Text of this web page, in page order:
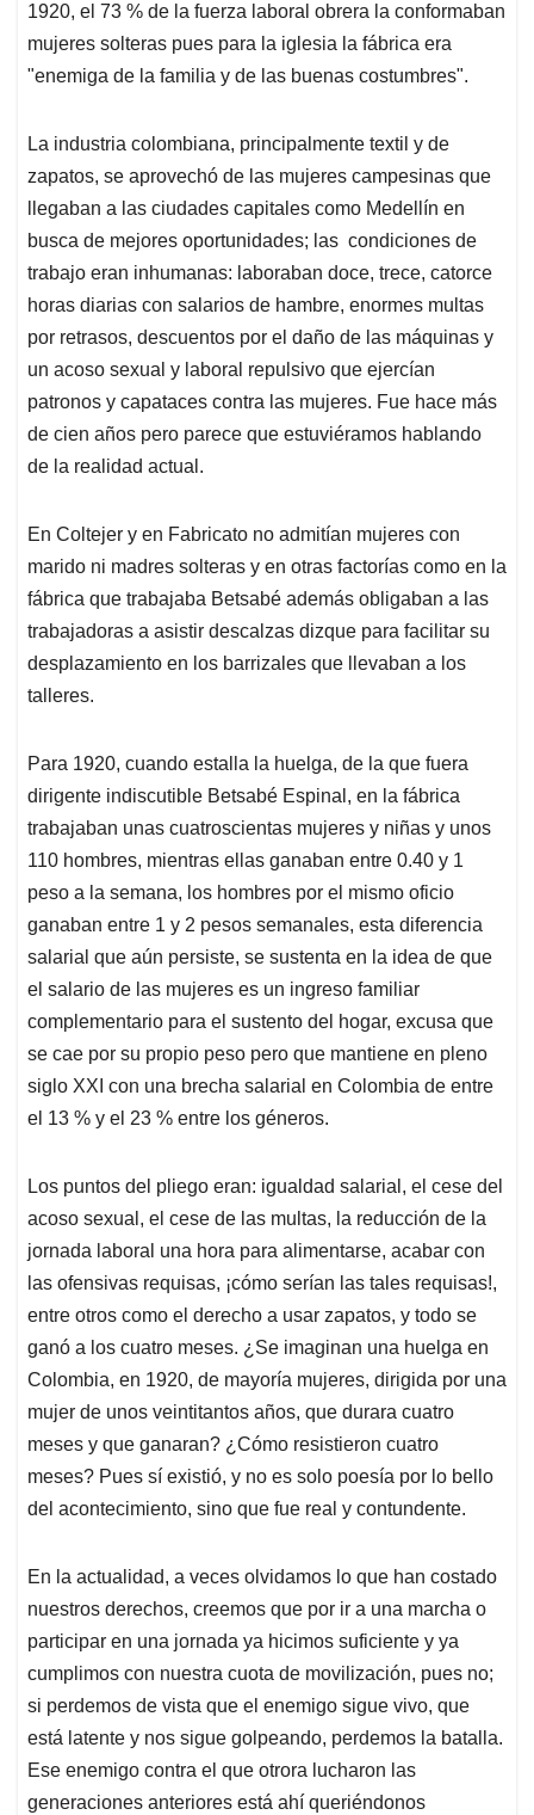
1920, el 73 % de la fuerza laboral obrera la conformaban
mujeres solteras pues para la iglesia la fábrica era
"enemiga de la familia y de las buenas costumbres".
La industria colombiana, principalmente textil y de
zapatos, se aprovechó de las mujeres campesinas que
llegaban a las ciudades capitales como Medellín en
busca de mejores oportunidades; las condiciones de
trabajo eran inhumanas: laboraban doce, trece, catorce
horas diarias con salarios de hambre, enormes multas
por retrasos, descuentos por el daño de las máquinas y
un acoso sexual y laboral repulsivo que ejercían
patronos y capataces contra las mujeres. Fue hace más
de cien años pero parece que estuviéramos hablando
de la realidad actual.
En Coltejer y en Fabricato no admitían mujeres con
marido ni madres solteras y en otras factorías como en la
fábrica que trabajaba Betsabé además obligaban a las
trabajadoras a asistir descalzas dizque para facilitar su
desplazamiento en los barrizales que llevaban a los
talleres.
Para 1920, cuando estalla la huelga, de la que fuera
dirigente indiscutible Betsabé Espinal, en la fábrica
trabajaban unas cuatroscientas mujeres y niñas y unos
110 hombres, mientras ellas ganaban entre 0.40 y 1
peso a la semana, los hombres por el mismo oficio
ganaban entre 1 y 2 pesos semanales, esta diferencia
salarial que aún persiste, se sustenta en la idea de que
el salario de las mujeres es un ingreso familiar
complementario para el sustento del hogar, excusa que
se cae por su propio peso pero que mantiene en pleno
siglo XXI con una brecha salarial en Colombia de entre
el 13 % y el 23 % entre los géneros.
Los puntos del pliego eran: igualdad salarial, el cese del
acoso sexual, el cese de las multas, la reducción de la
jornada laboral una hora para alimentarse, acabar con
las ofensivas requisas, ¡cómo serían las tales requisas!,
entre otros como el derecho a usar zapatos, y todo se
ganó a los cuatro meses. ¿Se imaginan una huelga en
Colombia, en 1920, de mayoría mujeres, dirigida por una
mujer de unos veintitantos años, que durara cuatro
meses y que ganaran? ¿Cómo resistieron cuatro
meses? Pues sí existió, y no es solo poesía por lo bello
del acontecimiento, sino que fue real y contundente.
En la actualidad, a veces olvidamos lo que han costado
nuestros derechos, creemos que por ir a una marcha o
participar en una jornada ya hicimos suficiente y ya
cumplimos con nuestra cuota de movilización, pues no;
si perdemos de vista que el enemigo sigue vivo, que
está latente y nos sigue golpeando, perdemos la batalla.
Ese enemigo contra el que otrora lucharon las
generaciones anteriores está ahí queriéndonos